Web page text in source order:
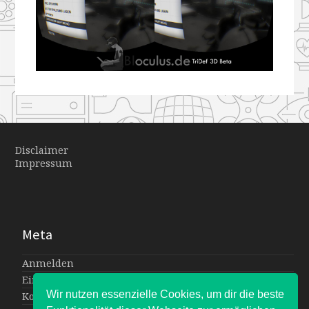
Disclaimer
Impressum
Meta
Anmelden
Eintrags-Feed
Kommentar-Feed
Wir nutzen essenzielle Cookies, um dir die beste